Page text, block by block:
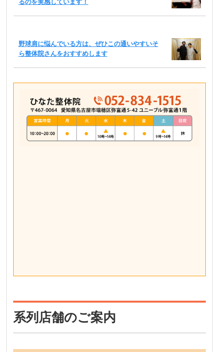
るのを実感しています！
野球肩に悩んでいる方は、ぜひこの通いやすいそ
ら整体院さんをおすすめします
系列店舗のご案内